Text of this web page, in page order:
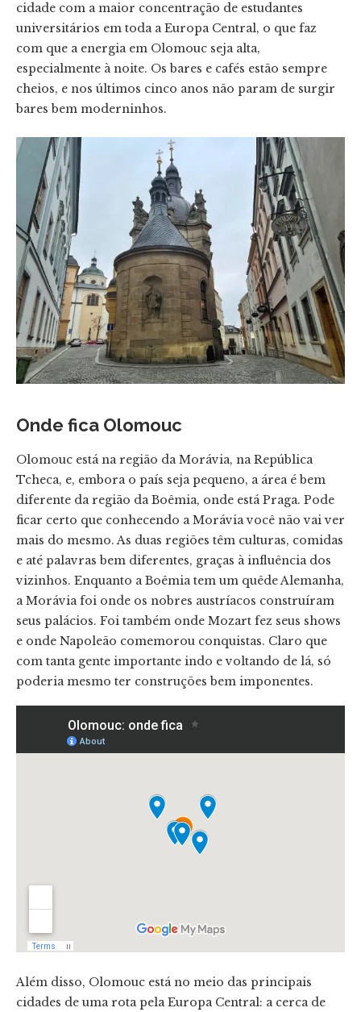
cidade com a maior concentração de estudantes
universitários em toda a Europa Central, o que faz
com que a energia em Olomouc seja alta,
especialmente à noite. Os bares e cafés estão sempre
cheios, e nos últimos cinco anos não param de surgir
bares bem moderninhos.
Onde fica Olomouc
Olomouc está na região da Morávia, na República
Tcheca, e, embora o país seja pequeno, a área é bem
diferente da região da Boêmia, onde está Praga. Pode
ficar certo que conhecendo a Morávia você não vai ver
mais do mesmo. As duas regiões têm culturas, comidas
e até palavras bem diferentes, graças à influência dos
vizinhos. Enquanto a Boêmia tem um quêde Alemanha,
a Morávia foi onde os nobres austríacos construíram
seus palácios. Foi também onde Mozart fez seus shows
e onde Napoleão comemorou conquistas. Claro que
com tanta gente importante indo e voltando de lá, só
poderia mesmo ter construções bem imponentes.
Além disso, Olomouc está no meio das principais
cidades de uma rota pela Europa Central: a cerca de